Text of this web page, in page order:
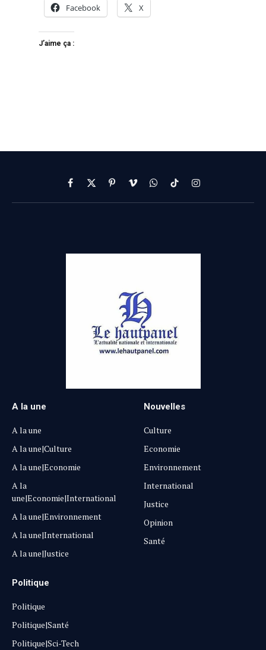
Facebook X
J’aime ça :
Facebook
X
(Twitter)
PinterestVimeoWhatsApp
TikTokInstagram
A la une
A la une
A la une|Culture
A la une|Economie
A la
une|Economie|International
A la une|Environnement
A la une|International
A la une|Justice
Nouvelles
Culture
Economie
Environnement
International
Justice
Opinion
Santé
Politique
Politique
Politique|Santé
Politique|Sci-Tech